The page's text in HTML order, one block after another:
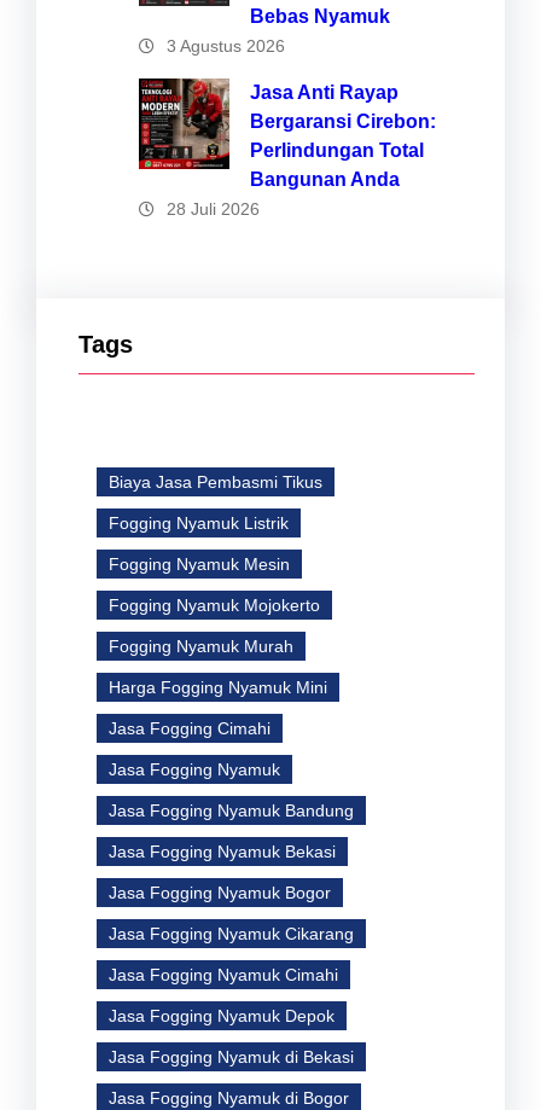
Bebas Nyamuk
3 Agustus 2026
Jasa Anti Rayap
Bergaransi Cirebon:
Perlindungan Total
Bangunan Anda
28 Juli 2026
Tags
Biaya Jasa Pembasmi Tikus
Fogging Nyamuk Listrik
Fogging Nyamuk Mesin
Fogging Nyamuk Mojokerto
Fogging Nyamuk Murah
Harga Fogging Nyamuk Mini
Jasa Fogging Cimahi
Jasa Fogging Nyamuk
Jasa Fogging Nyamuk Bandung
Jasa Fogging Nyamuk Bekasi
Jasa Fogging Nyamuk Bogor
Jasa Fogging Nyamuk Cikarang
Jasa Fogging Nyamuk Cimahi
Jasa Fogging Nyamuk Depok
Jasa Fogging Nyamuk di Bekasi
Jasa Fogging Nyamuk di Bogor